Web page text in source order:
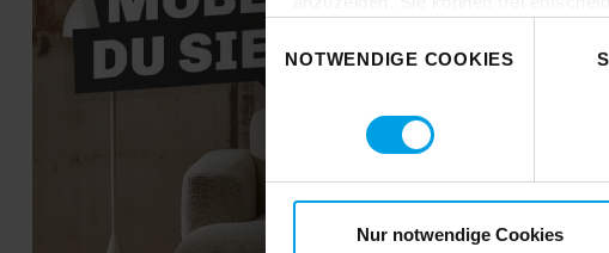
dem Einsatz aller Cookies
erteilte Einwilligung jederzeit mit
Einwilligungsauswahl
NOTWENDIGE COOKIES
Nur notwendige Cookies